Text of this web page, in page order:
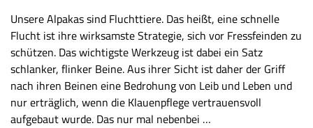
Unsere Alpakas sind Fluchttiere. Das heißt, eine schnelle
Flucht ist ihre wirksamste Strategie, sich vor Fressfeinden zu
schützen. Das wichtigste Werkzeug ist dabei ein Satz
schlanker, flinker Beine. Aus ihrer Sicht ist daher der Griff
nach ihren Beinen eine Bedrohung von Leib und Leben und
nur erträglich, wenn die Klauenpflege vertrauensvoll
aufgebaut wurde. Das nur mal nebenbei …